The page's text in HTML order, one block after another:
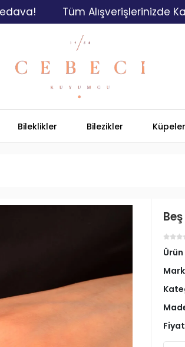
Tüm Alışverişlerinizde Kargo
Bileklikler Bilezikler Küpeler